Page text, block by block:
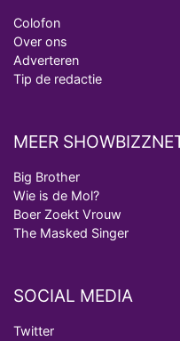
Colofon
Over ons
Adverteren
Tip de redactie
MEER
Big Brother
Wie is de Mol?
Boer Zoekt Vrouw
The Masked Singer
SOCIAL MEDIA
Twitter